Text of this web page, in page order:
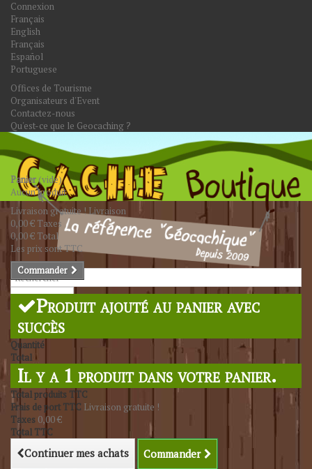
Connexion
Français
English
Français
Español
Portuguese
Offices de Tourisme
Organisateurs d'Event
Contactez-nous
Qu'est-ce que le Geocaching ?
Rechercher
Panier(vide)
Aucun produit
Livraison gratuite !Livraison
0,00 € Taxes
0,00 € Total
Les prix sont TTC
Commander
Produit ajouté au panier avec
succès
Quantité
Total
Il y a 1 produit dans votre panier.
Total produits TTC
Frais de port TTC Livraison gratuite !
Taxes 0,00 €
Total TTC
Continuer mes achats Commander